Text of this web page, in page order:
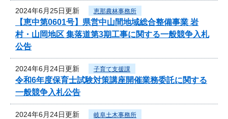
2024年6月25日更新 恵那農林事務所
【恵中第0601号】県営中山間地域総合整備事業 岩
村・山岡地区 集落道第3期工事に関する一般競争入札
公告
2024年6月24日更新 子育て支援課
令和6年度保育士試験対策講座開催業務委託に関する
一般競争入札公告
2024年6月24日更新 岐阜土木事務所